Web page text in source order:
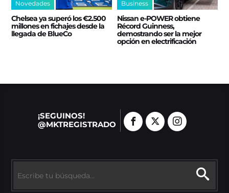
Novedades
Chelsea ya superó los €2.500
millones en fichajes desde la
llegada de BlueCo
Business
Nissan e‑POWER obtiene
Récord Guinness,
demostrando ser la mejor
opción en electrificación
¡SEGUINOS!
@MKTREGISTRADO